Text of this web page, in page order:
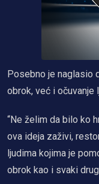
Posebno je naglasio
obrok, već i očuvanje
“Ne želim da bilo ko
ova ideja zaživi,
ljudima kojima je
obrok kao i svaki